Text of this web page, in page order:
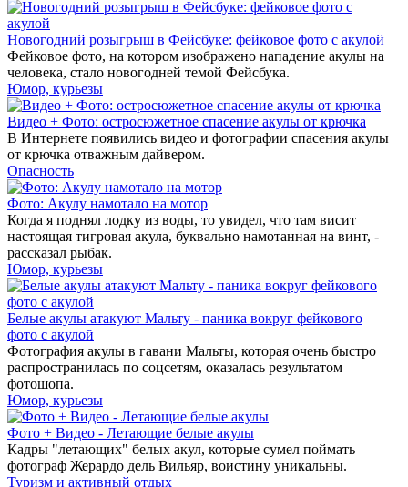
Новогодний розыгрыш в Фейсбуке: фейковое фото с акулой
Фейковое фото, на котором изображено нападение акулы на
человека, стало новогодней темой Фейсбука.
Юмор, курьезы
Видео + Фото: остросюжетное спасение акулы от крючка
В Интернете появились видео и фотографии спасения акулы
от крючка отважным дайвером.
Опасность
Фото: Акулу намотало на мотор
Когда я поднял лодку из воды, то увидел, что там висит
настоящая тигровая акула, буквально намотанная на винт, -
рассказал рыбак.
Юмор, курьезы
Белые акулы атакуют Мальту - паника вокруг фейкового
фото с акулой
Фотография акулы в гавани Мальты, которая очень быстро
распространилась по соцсетям, оказалась результатом
фотошопа.
Юмор, курьезы
Фото + Видео - Летающие белые акулы
Кадры "летающих" белых акул, которые сумел поймать
фотограф Жерардо дель Вильяр, воистину уникальны.
Туризм и активный отдых